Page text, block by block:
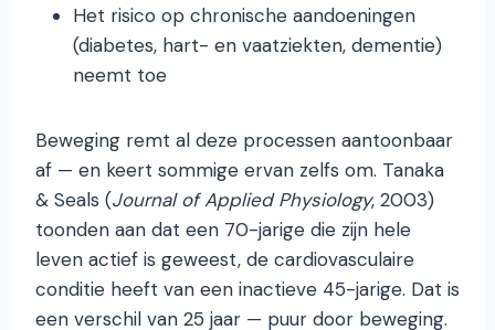
Het risico op chronische aandoeningen
(diabetes, hart- en vaatziekten, dementie)
neemt toe
Beweging remt al deze processen aantoonbaar
af — en keert sommige ervan zelfs om. Tanaka
& Seals (Journal of Applied Physiology, 2003)
toonden aan dat een 70-jarige die zijn hele
leven actief is geweest, de cardiovasculaire
conditie heeft van een inactieve 45-jarige. Dat is
een verschil van 25 jaar — puur door beweging.